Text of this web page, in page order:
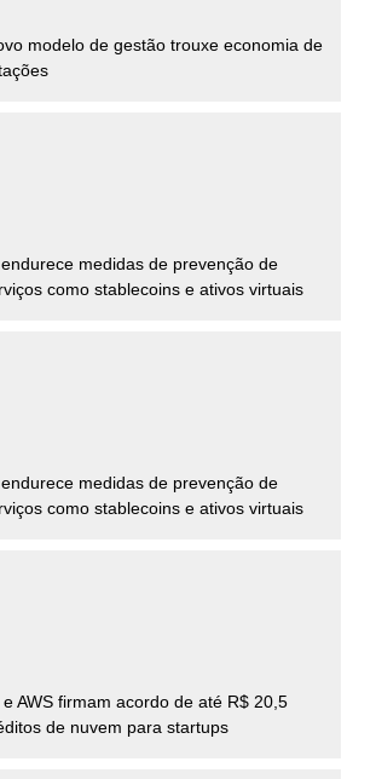
modelo de gestão trouxe economia de
medidas de prevenção de
como stablecoins e ativos virtuais
medidas de prevenção de
como stablecoins e ativos virtuais
AWS firmam acordo de até R$ 20,5
de nuvem para startups